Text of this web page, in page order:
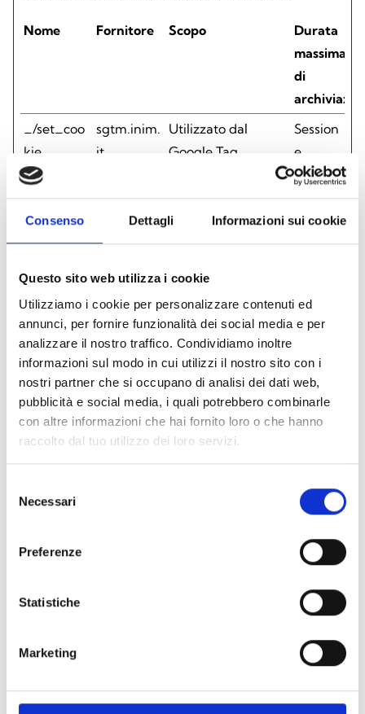
Consenso Dettagli Informazioni sui cookie
Questo sito web utilizza i cookie
Utilizziamo i cookie per personalizzare contenuti ed
annunci, per fornire funzionalità dei social media e per
analizzare il nostro traffico. Condividiamo inoltre
informazioni sul modo in cui utilizzi il nostro sito con i
nostri partner che si occupano di analisi dei dati web,
pubblicità e social media, i quali potrebbero combinarle
con altre informazioni che hai fornito loro o che hanno
raccolto dal tuo utilizzo dei loro servizi.
delNecessari
Preferenze
Statistiche
Marketing
Nome Fornitore Scopo
Durata
massima
di
_/set_coo
kie
sgtm.inim.
it
Utilizzato dal
Google Tag
server per
impostare o
aggiornare i cookie
marketing.
Session
e
__Secure
-
ROLLOUT
_TOKEN
YouTube
Utilizzato per
tracciare
l'interazione
dell'utente con i
contenuti
giorni
-YEC
Session
e
-YNID
dell'utente con i
giorni